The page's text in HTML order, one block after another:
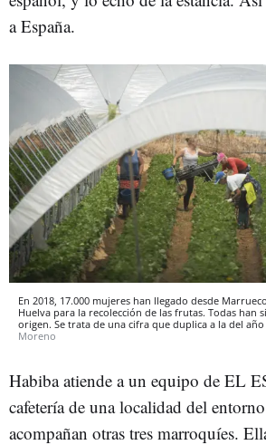
a España.
En 2018, 17.000 mujeres han llegado desde
Huelva para la recolección de las frutas. Todas han
origen. Se trata de una cifra que duplica a la del
Moreno
Habiba atiende a un equipo de EL
cafetería de una localidad del
acompañan otras tres marroquíes.